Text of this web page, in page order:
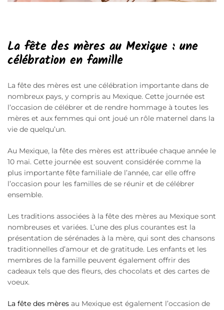
La fête des mères au Mexique : une
célébration en famille
La fête des mères est une célébration importante dans de
nombreux pays, y compris au Mexique. Cette journée est
l’occasion de célébrer et de rendre hommage à toutes les
mères et aux femmes qui ont joué un rôle maternel dans la
vie de quelqu’un.
Au Mexique, la fête des mères est attribuée chaque année le
10 mai. Cette journée est souvent considérée comme la
plus importante fête familiale de l’année, car elle offre
l’occasion pour les familles de se réunir et de célébrer
ensemble.
Les traditions associées à la fête des mères au Mexique sont
nombreuses et variées. L’une des plus courantes est la
présentation de sérénades à la mère, qui sont des chansons
traditionnelles d’amour et de gratitude. Les enfants et les
membres de la famille peuvent également offrir des
cadeaux tels que des fleurs, des chocolats et des cartes de
voeux.
La fête des mères au Mexique est également l’occasion de